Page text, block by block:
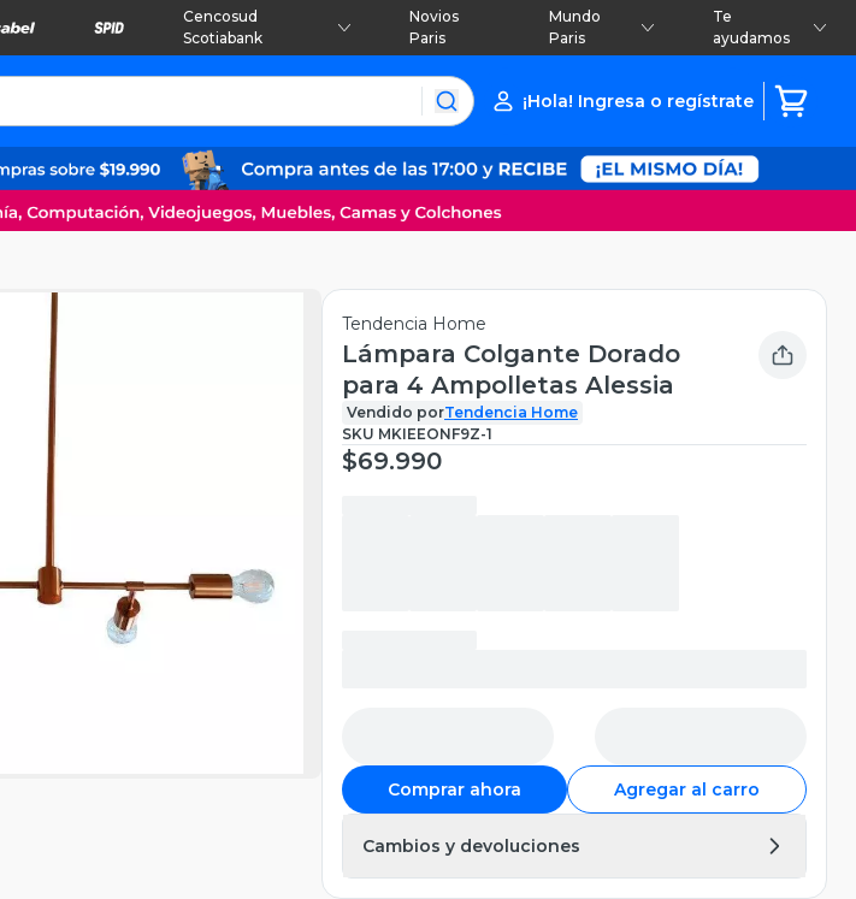
Cencosud
Scotiabank
Novios
Paris
Mundo
Paris
Te
ayudamos
¡Hola! Ingresa o regístrate
Tendencia Home
Lámpara Colgante Dorado
para 4 Ampolletas Alessia
Vendido porTendencia Home
SKU MKIEEONF9Z-1
$69.990
Comprar ahora Agregar al carro
Cambios y devoluciones